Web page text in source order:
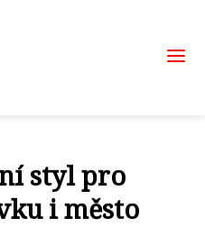
styl pro
i město